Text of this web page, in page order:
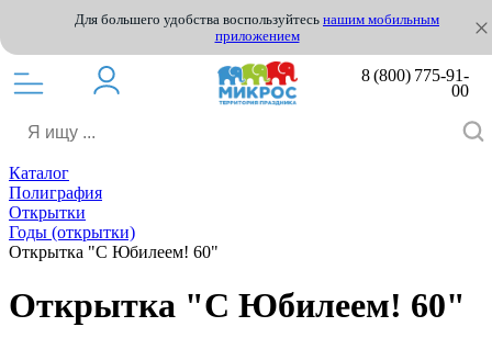
Для большего удобства воспользуйтесь нашим мобильным
приложением
8 (800) 775-91-
00
Каталог
Полиграфия
Открытки
Годы (открытки)
Открытка "С Юбилеем! 60"
Открытка "С Юбилеем! 60"